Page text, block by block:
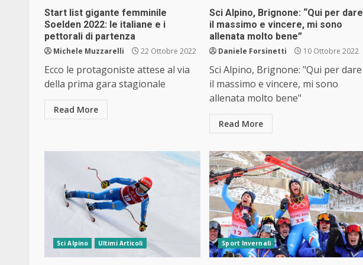
Start list gigante femminile
Soelden 2022: le italiane e i
pettorali di partenza
Michele Muzzarelli 22 Ottobre 2022
Ecco le protagoniste attese al via
della prima gara stagionale
Read More
Sci Alpino, Brignone: “Qui per dare
il massimo e vincere, mi sono
allenata molto bene”
Daniele Forsinetti 10 Ottobre 2022
Sci Alpino, Brignone: "Qui per dare
il massimo e vincere, mi sono
allenata molto bene"
Read More
Sci Alpino Ultimi Articoli Sport Invernali